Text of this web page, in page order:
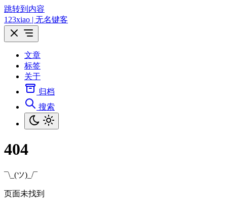
跳转到内容
123xiao | 无名键客
文章
标签
关于
归档
搜索
404
¯\_(ツ)_/¯
页面未找到